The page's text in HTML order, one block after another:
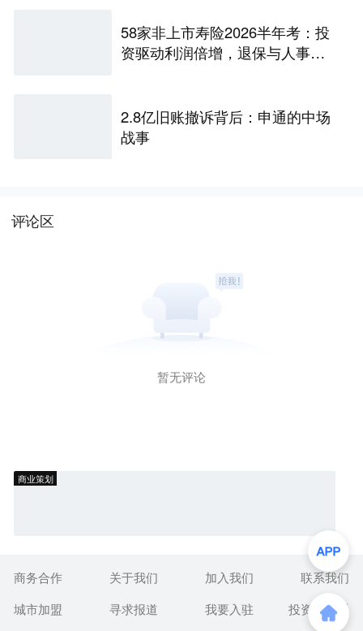
58家非上市寿险2026半年考：投
资驱动利润倍增，退保与人事风
2.8亿旧账撤诉背后：申通的中场
战事
评论区
暂无评论
商业策划
商务合作 关于我们 加入我们
联系我们
城市加盟
寻求报道 我要入驻 投资者关系